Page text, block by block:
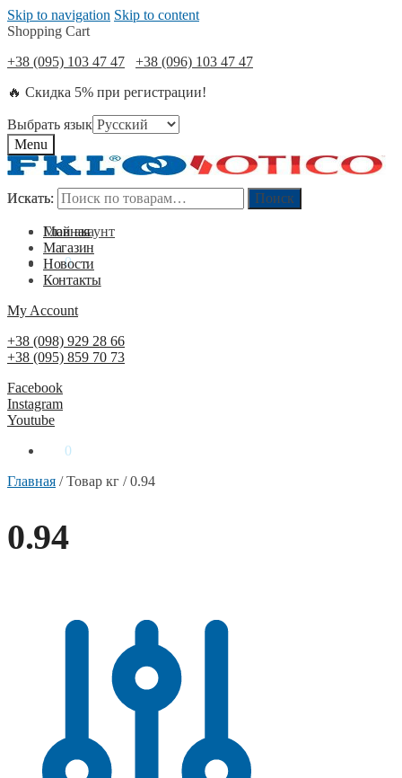
Skip to navigation Skip to content
Shopping Cart
+38 (095) 103 47 47
+38 (096) 103 47 47
🔥 Скидка 5% при регистрации!
Выбрать язык
Menu
Искать: Поиск
Мой акаунт
0₴ 0
Искать: Поиск
Главная
Магазин
Новости
Контакты
My Account
+38 (098) 929 28 66
+38 (095) 859 70 73
Facebook
Instagram
Youtube
0
Главная /Товар кг /0.94
0.94